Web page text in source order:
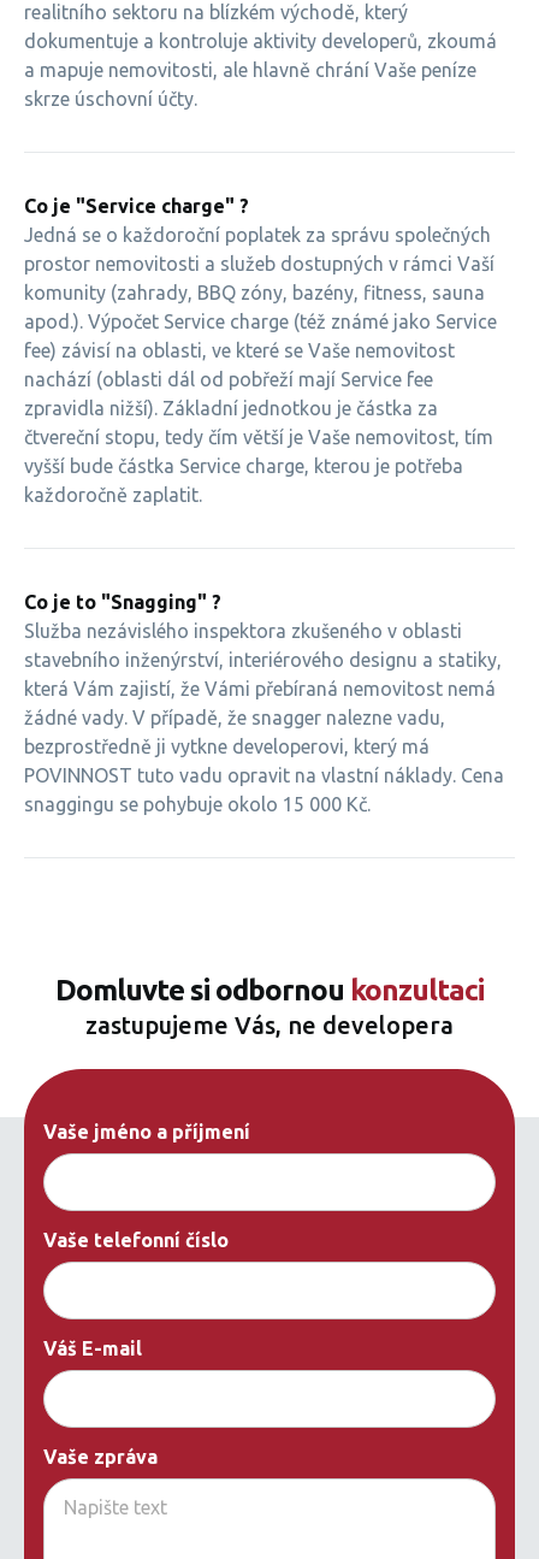
realitního sektoru na blízkém východě, který
dokumentuje a kontroluje aktivity developerů, zkoumá
a mapuje nemovitosti, ale hlavně chrání Vaše peníze
skrze úschovní účty.
Co je "Service charge" ?
Jedná se o každoroční poplatek za správu společných
prostor nemovitosti a služeb dostupných v rámci Vaší
komunity (zahrady, BBQ zóny, bazény, fitness, sauna
apod.). Výpočet Service charge (též známé jako Service
fee) závisí na oblasti, ve které se Vaše nemovitost
nachází (oblasti dál od pobřeží mají Service fee
zpravidla nižší). Základní jednotkou je částka za
čtvereční stopu, tedy čím větší je Vaše nemovitost, tím
vyšší bude částka Service charge, kterou je potřeba
každoročně zaplatit.
Co je to "Snagging" ?
Služba nezávislého inspektora zkušeného v oblasti
stavebního inženýrství, interiérového designu a statiky,
která Vám zajistí, že Vámi přebíraná nemovitost nemá
žádné vady. V případě, že snagger nalezne vadu,
bezprostředně ji vytkne developerovi, který má
POVINNOST tuto vadu opravit na vlastní náklady. Cena
snaggingu se pohybuje okolo 15 000 Kč.
Domluvte si odbornou konzultaci
zastupujeme Vás, ne developera
Vaše jméno a příjmení
Vaše telefonní číslo
Váš E-mail
Vaše zpráva